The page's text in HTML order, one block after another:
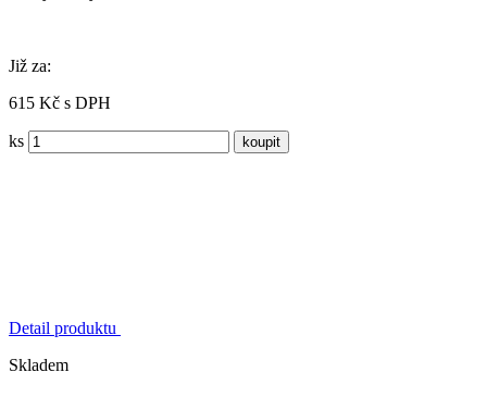
Již za:
615 Kč s DPH
ks
Detail produktu
Skladem